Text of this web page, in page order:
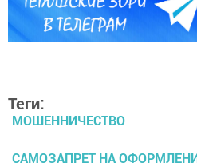
Теги:
МОШЕННИЧЕСТВО
САМОЗАПРЕТ НА